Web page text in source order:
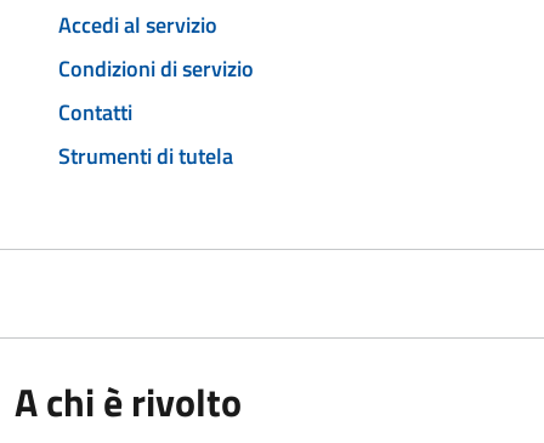
Accedi al servizio
Condizioni di servizio
Contatti
Strumenti di tutela
A chi è rivolto